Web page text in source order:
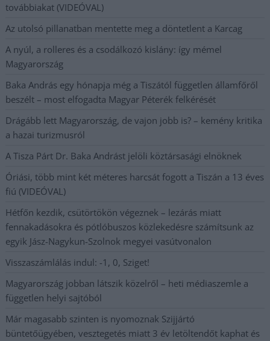
továbbiakat (VIDEÓVAL)
Az utolsó pillanatban mentette meg a döntetlent a Karcag
A nyúl, a rolleres és a csodálkozó kislány: így mémel
Magyarország
Baka András egy hónapja még a Tiszától független államfőről
beszélt – most elfogadta Magyar Péterék felkérését
Drágább lett Magyarország, de vajon jobb is? – kemény kritika
a hazai turizmusról
A Tisza Párt Dr. Baka Andrást jelöli köztársasági elnöknek
Óriási, több mint két méteres harcsát fogott a Tiszán a 13 éves
fiú (VIDEÓVAL)
Hétfőn kezdik, csütörtökön végeznek – lezárás miatt
fennakadásokra és pótlóbuszos közlekedésre számítsunk az
egyik Jász-Nagykun-Szolnok megyei vasútvonalon
Visszaszámlálás indul: -1, 0, Sziget!
Magyarország jobban látszik közelről – heti médiaszemle a
független helyi sajtóból
Már magasabb szinten is nyomoznak Szijjártó
büntetőügyében, vesztegetés miatt 3 év letöltendőt kaphat és